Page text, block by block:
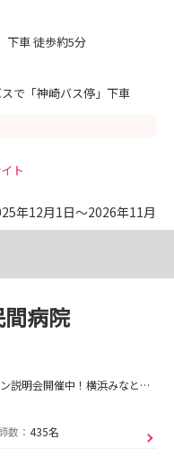
下車 徒歩約5分
で「神崎バス停」下車
ト
年12月1日～2026年11月
病院
8/6 更新！オンライン説明会開催中！横浜みなとみらい駅より徒歩3分、海の見える急性期総合病院です！急性期看護のジェネラリスト“なりたい私”を目指しましょう
数： 435名